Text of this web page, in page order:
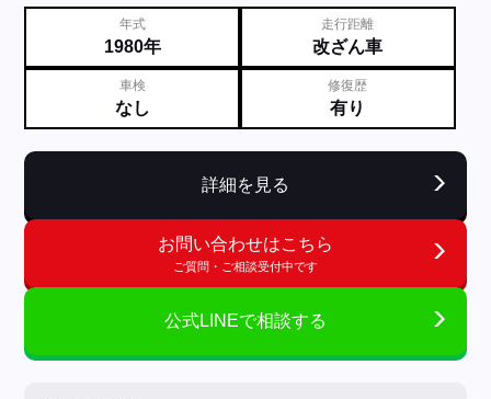
年式
1980年
走行距離
改ざん車
車検
なし
修復歴
有り
詳細を見る
お問い合わせはこちら
ご質問・ご相談受付中です
公式LINEで相談する